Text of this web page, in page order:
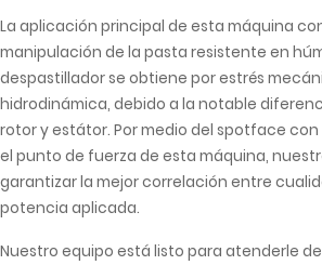
La aplicación principal de esta máquina
manipulación de la pasta resistente en
despastillador se obtiene por estrés
hidrodinámica, debido a la notable
rotor y estátor. Por medio del spotface
el punto de fuerza de esta máquina,
garantizar la mejor correlación entre
potencia aplicada.
Nuestro equipo está listo para atenderle